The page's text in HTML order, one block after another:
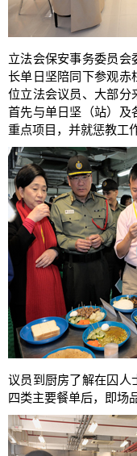
立法会保安事务委员会
长单日坚陪同下参观赤
位立法会议员、大部分
首先与单日坚（站）及
重点项目，并就惩教工
议员到厨房了解在囚人
四类主要餐单后，即场